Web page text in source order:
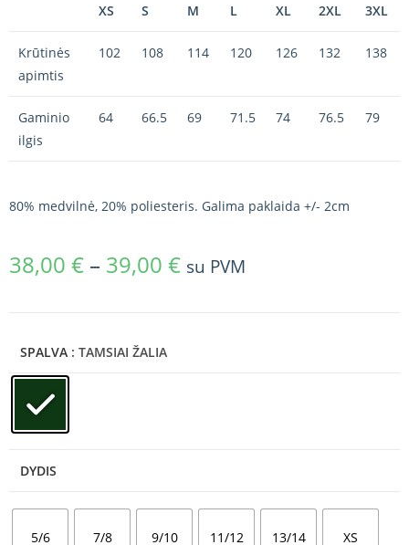
XS S M L XL 2XL 3XL
Krūtinės
apimtis
102 108 114 120 126 132 138
Gaminio
ilgis
64 66.5 69 71.5 74 76.5 79
80% medvilnė, 20% poliesteris. Galima paklaida +/- 2cm
38,00 € – 39,00 € su PVM
SPALVA : TAMSIAI ŽALIA
DYDIS
5/6 7/8 9/10 11/12 13/14 XS